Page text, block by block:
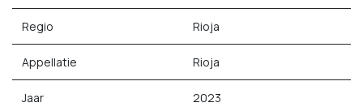
Regio Rioja
Appellatie Rioja
Jaar 2023